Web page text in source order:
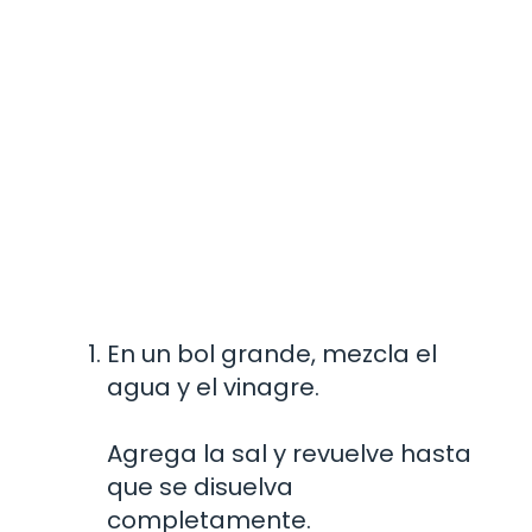
En un bol grande, mezcla el
agua y el vinagre.
Agrega la sal y revuelve hasta
que se disuelva
completamente.